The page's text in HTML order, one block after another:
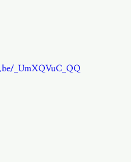
_UmXQVuC_QQ